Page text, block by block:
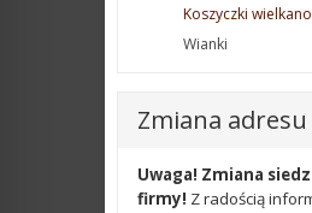
Koszyczki
Wianki
Zmiana
Uwaga! Zmiana
firmy! Z radością